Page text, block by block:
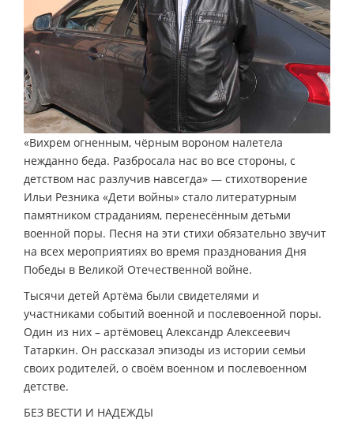
«Вихрем огненным, чёрным вороном налетела
нежданно беда. Разбросала нас во все стороны, с
детством нас разлучив навсегда» — стихотворение
Ильи Резника «Дети войны» стало литературным
памятником страданиям, перенесённым детьми
военной поры. Песня на эти стихи обязательно звучит
на всех мероприятиях во время празднования Дня
Победы в Великой Отечественной войне.
Тысячи детей Артёма были свидетелями и
участниками событий военной и послевоенной поры.
Один из них – артёмовец Александр Алексеевич
Татаркин. Он рассказал эпизоды из истории семьи
своих родителей, о своём военном и послевоенном
детстве.
БЕЗ ВЕСТИ И НАДЕЖДЫ